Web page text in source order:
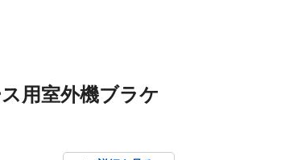
用室外機ブラケ